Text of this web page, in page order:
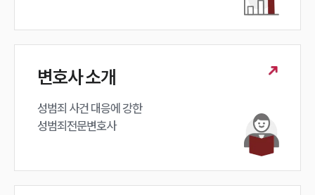
변호사 소개
성범죄 사건 대응에 강한
성범죄전문변호사